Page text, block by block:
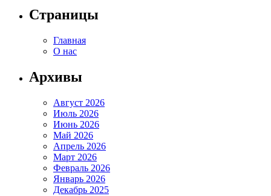
Страницы
Главная
О нас
Архивы
Август 2026
Июль 2026
Июнь 2026
Май 2026
Апрель 2026
Март 2026
Февраль 2026
Январь 2026
Декабрь 2025